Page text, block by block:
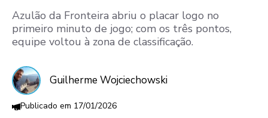
Azulão da Fronteira abriu o placar logo no
primeiro minuto de jogo; com os três pontos,
equipe voltou à zona de classificação.
Guilherme Wojciechowski
17/01/2026